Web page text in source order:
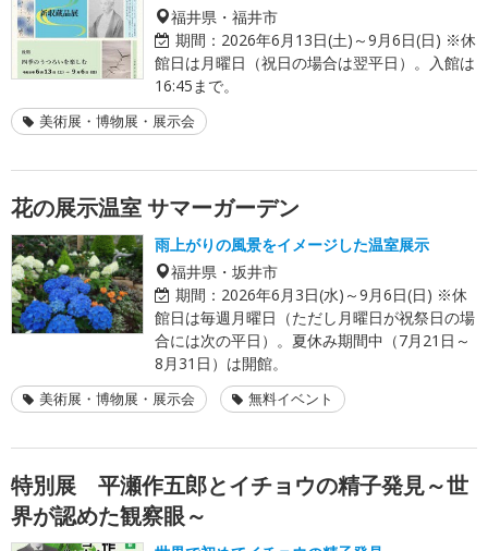
福井県・福井市
期間： 2026年6月13日(土)～9月6日(日) ※休
館日は月曜日（祝日の場合は翌平日）。入館は
16:45まで。
美術展・博物展・展示会
花の展示温室 サマーガーデン
雨上がりの風景をイメージした温室展示
福井県・坂井市
期間： 2026年6月3日(水)～9月6日(日) ※休
館日は毎週月曜日（ただし月曜日が祝祭日の場
合には次の平日）。夏休み期間中（7月21日～
8月31日）は開館。
美術展・博物展・展示会 無料イベント
特別展 平瀬作五郎とイチョウの精子発見～世
界が認めた観察眼～